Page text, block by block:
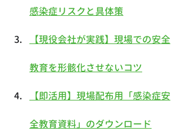
感染症リスクと具体策
【現役会社が実践】現場での安全
教育を形骸化させないコツ
【即活用】現場配布用「感染症安
全教育資料」のダウンロード